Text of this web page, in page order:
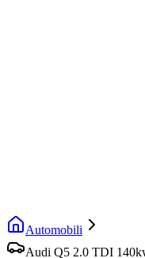
Automobili
Audi Q5 2.0 TDI